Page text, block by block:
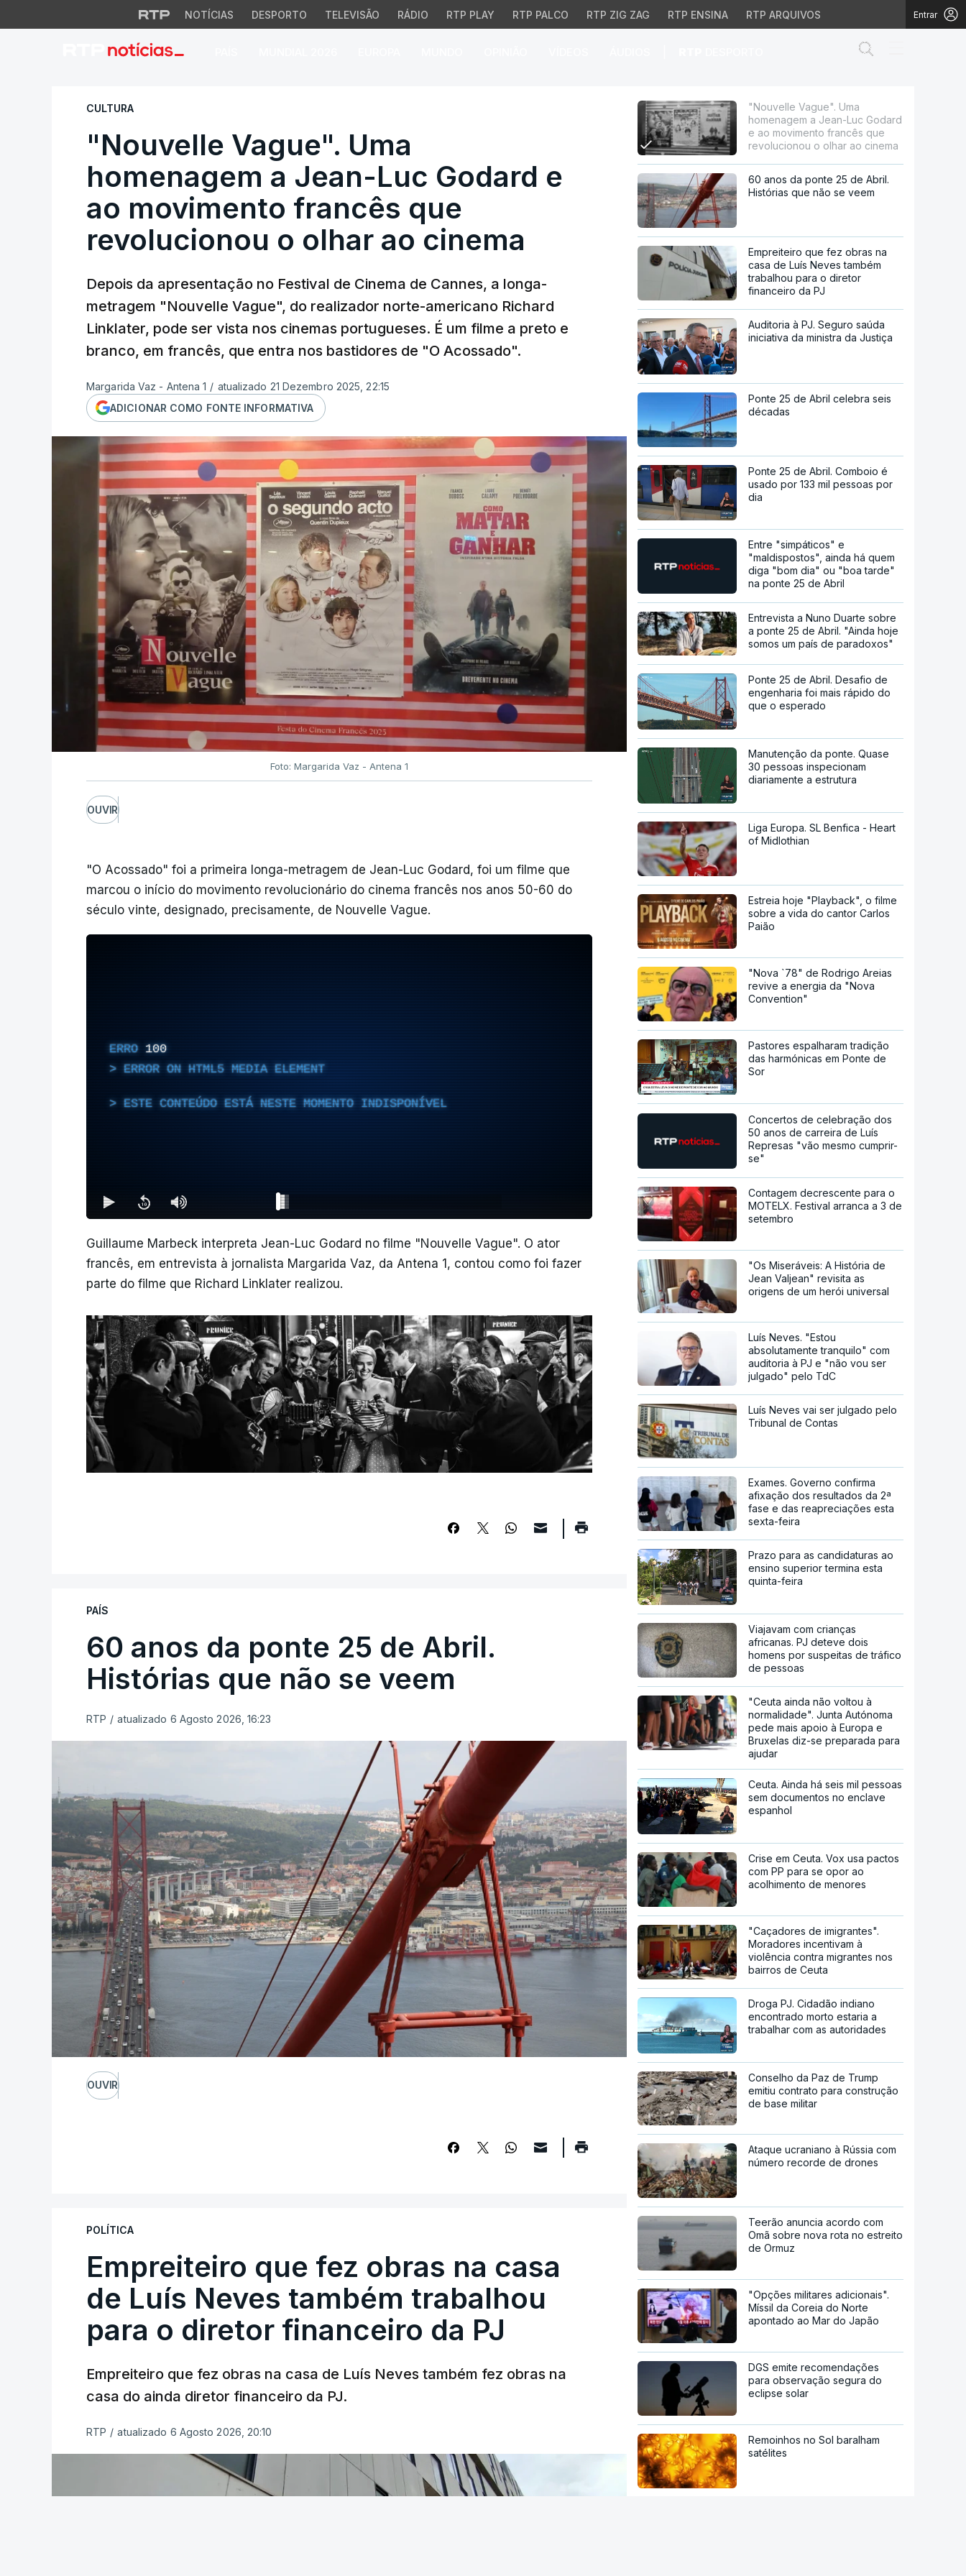
NOTÍCIAS DESPORTO TELEVISÃO RÁDIO RTP PLAY RTP PALCO RTP ZIG ZAG RTP ENSINA RTP ARQUIVOS Entrar
"Nouvelle Vague". Uma homenagem a Jean-Luc Godard e ao
CULTURA
"Nouvelle Vague". Uma
homenagem a Jean-Luc Godard e
ao movimento francês que
revolucionou o olhar ao cinema
Depois da apresentação no Festival de Cinema de Cannes, a longa-
metragem "Nouvelle Vague", do realizador norte-americano Richard
Linklater, pode ser vista nos cinemas portugueses. É um filme a preto e
branco, em francês, que entra nos bastidores de "O Acossado".
Margarida Vaz - Antena 1 / atualizado 21 Dezembro 2025, 22:15
ADICIONAR COMO FONTE INFORMATIVA
Foto: Margarida Vaz - Antena 1
OUVIR
"O Acossado" foi a primeira longa-metragem de Jean-Luc Godard, foi um filme que
marcou o início do movimento revolucionário do cinema francês nos anos 50-60 do
século vinte, designado, precisamente, de Nouvelle Vague.
ERRO 100
ERROR ON HTML5 MEDIA ELEMENT
ESTE CONTEÚDO ESTÁ NESTE MOMENTO INDISPONÍVEL
Guillaume Marbeck interpreta Jean-Luc Godard no filme "Nouvelle Vague". O ator
francês, em entrevista à jornalista Margarida Vaz, da Antena 1, contou como foi fazer
parte do filme que Richard Linklater realizou.
PAÍS
60 anos da ponte 25 de Abril.
Histórias que não se veem
RTP / atualizado 6 Agosto 2026, 16:23
OUVIR
POLÍTICA
Empreiteiro que fez obras na casa
de Luís Neves também trabalhou
para o diretor financeiro da PJ
Empreiteiro que fez obras na casa de Luís Neves também fez obras na
casa do ainda diretor financeiro da PJ.
RTP / atualizado 6 Agosto 2026, 20:10
"Nouvelle Vague". Uma
homenagem a Jean-Luc Godard
e ao movimento francês que
revolucionou o olhar ao cinema
60 anos da ponte 25 de Abril.
Histórias que não se veem
Empreiteiro que fez obras na
casa de Luís Neves também
trabalhou para o diretor
financeiro da PJ
Auditoria à PJ. Seguro saúda
iniciativa da ministra da Justiça
Ponte 25 de Abril celebra seis
décadas
Ponte 25 de Abril. Comboio é
usado por 133 mil pessoas por
dia
Entre "simpáticos" e
"maldispostos", ainda há quem
diga "bom dia" ou "boa tarde"
na ponte 25 de Abril
Entrevista a Nuno Duarte sobre
a ponte 25 de Abril. "Ainda hoje
somos um país de paradoxos"
Ponte 25 de Abril. Desafio de
engenharia foi mais rápido do
que o esperado
Manutenção da ponte. Quase
30 pessoas inspecionam
diariamente a estrutura
Liga Europa. SL Benfica - Heart
of Midlothian
Estreia hoje "Playback", o filme
sobre a vida do cantor Carlos
Paião
"Nova `78" de Rodrigo Areias
revive a energia da "Nova
Convention"
Pastores espalharam tradição
das harmónicas em Ponte de
Sor
Concertos de celebração dos
50 anos de carreira de Luís
Represas "vão mesmo cumprir-
se"
Contagem decrescente para o
MOTELX. Festival arranca a 3 de
setembro
"Os Miseráveis: A História de
Jean Valjean" revisita as
origens de um herói universal
Luís Neves. "Estou
absolutamente tranquilo" com
auditoria à PJ e "não vou ser
julgado" pelo TdC
Luís Neves vai ser julgado pelo
Tribunal de Contas
Exames. Governo confirma
afixação dos resultados da 2ª
fase e das reapreciações esta
sexta-feira
Prazo para as candidaturas ao
ensino superior termina esta
quinta-feira
Viajavam com crianças
africanas. PJ deteve dois
homens por suspeitas de tráfico
de pessoas
"Ceuta ainda não voltou à
normalidade". Junta Autónoma
pede mais apoio à Europa e
Bruxelas diz-se preparada para
ajudar
Ceuta. Ainda há seis mil pessoas
sem documentos no enclave
espanhol
Crise em Ceuta. Vox usa pactos
com PP para se opor ao
acolhimento de menores
"Caçadores de imigrantes".
Moradores incentivam à
violência contra migrantes nos
bairros de Ceuta
Droga PJ. Cidadão indiano
encontrado morto estaria a
trabalhar com as autoridades
Conselho da Paz de Trump
emitiu contrato para construção
de base militar
Ataque ucraniano à Rússia com
número recorde de drones
Teerão anuncia acordo com
Omã sobre nova rota no estreito
de Ormuz
"Opções militares adicionais".
Míssil da Coreia do Norte
apontado ao Mar do Japão
DGS emite recomendações
para observação segura do
eclipse solar
Remoinhos no Sol baralham
satélites